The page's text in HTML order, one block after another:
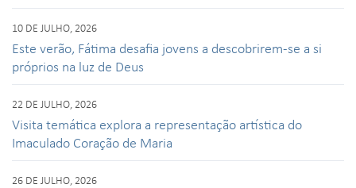
10 DE JULHO, 2026
Este verão, Fátima desafia jovens a descobrirem-se a si
próprios na luz de Deus
22 DE JULHO, 2026
Visita temática explora a representação artística do
Imaculado Coração de Maria
26 DE JULHO, 2026